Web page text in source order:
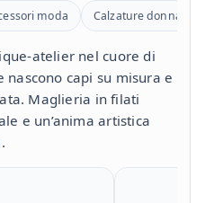
moda Calzature donna
atelier nel cuore di
nascono capi su misura e
Maglieria in filati
e un’anima artistica